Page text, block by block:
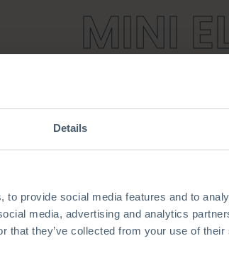
Details
to provide social media features and to
media, advertising and analytics
that they’ve collected from your use of
MINI
Der Mini Elf ist eine tolle
macht auch Spaß damit zu
Lebkuchenmann, Mini Engel,
bildet er die „mini“
Garn aus 100 % Baumwolle
du brauchst. Der Mini Elf ist